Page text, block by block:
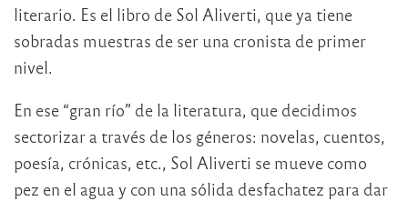
literario. Es el libro de Sol Aliverti, que ya tiene
sobradas muestras de ser una cronista de primer
nivel.
En ese “gran río” de la literatura, que decidimos
sectorizar a través de los géneros: novelas, cuentos,
poesía, crónicas, etc., Sol Aliverti se mueve como
pez en el agua y con una sólida desfachatez para dar